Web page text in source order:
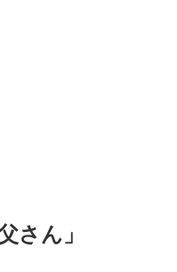
さん」